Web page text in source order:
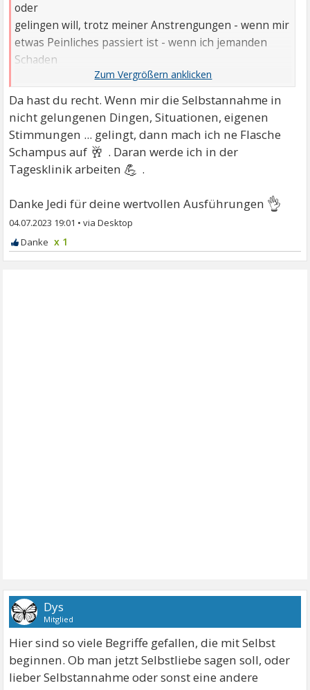
oder
gelingen will, trotz meiner Anstrengungen - wenn mir
etwas Peinliches passiert ist - wenn ich jemanden
Schaden
zugefügt habe (villt. völlig ohne Absicht) u. noch viele
Situation mehr, dann tut es gut, sich nicht zu
verurteilen,
denn die größten Kritiker sind wir doch oft selbst, wir
geizen nicht mit Selbstbeschimpfung u.
Selbstverurteilung.
Dann aber sich anzunehmen u. ja, da ist etwas nicht
gelungen- uns geht es gerade nicht gut- uns ist etwas
Peinliches
passiert ... u. zu Akzeptieren, was eben nicht ist.
Da hast du recht. Wenn mir die Selbstannahme in
nicht gelungenen Dingen, Situationen, eigenen
Stimmungen ... gelingt, dann mach ich ne Flasche
Schampus auf 🥂 . Daran werde ich in der
Tagesklinik arbeiten 💪 .
Danke Jedi für deine wertvollen Ausführungen 👌
04.07.2023 19:01 •
x 1
Dys
Mitglied
Hier sind so viele Begriffe gefallen, die mit Selbst
beginnen. Ob man jetzt Selbstliebe sagen soll, oder
lieber Selbstannahme oder sonst eine andere